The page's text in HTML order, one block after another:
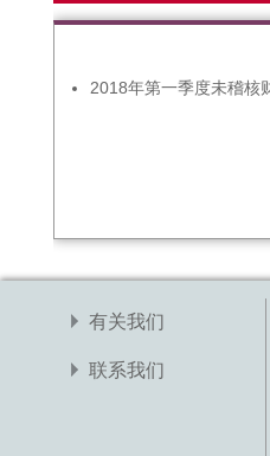
2018年第一季度未稽核
有关我们
联系我们